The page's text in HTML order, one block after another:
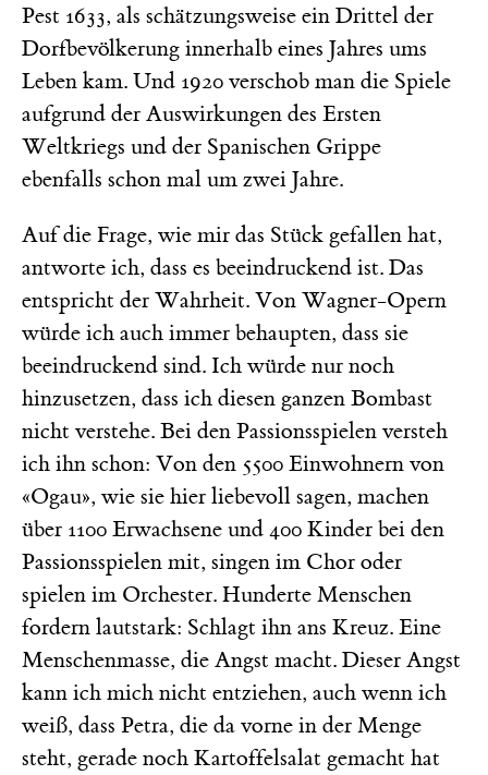
Pest 1633, als schätzungsweise ein Drittel der
Dorfbevölkerung innerhalb eines Jahres ums
Leben kam. Und 1920 verschob man die Spiele
aufgrund der Auswirkungen des Ersten
Weltkriegs und der Spanischen Grippe
ebenfalls schon mal um zwei Jahre.
Auf die Frage, wie mir das Stück gefallen hat,
antworte ich, dass es beeindruckend ist. Das
entspricht der Wahrheit. Von Wagner-Opern
würde ich auch immer behaupten, dass sie
beeindruckend sind. Ich würde nur noch
hinzusetzen, dass ich diesen ganzen Bombast
nicht verstehe. Bei den Passionsspielen versteh
ich ihn schon: Von den 5500 Einwohnern von
«Ogau», wie sie hier liebevoll sagen, machen
über 1100 Erwachsene und 400 Kinder bei den
Passionsspielen mit, singen im Chor oder
spielen im Orchester. Hunderte Menschen
fordern lautstark: Schlagt ihn ans Kreuz. Eine
Menschenmasse, die Angst macht. Dieser Angst
kann ich mich nicht entziehen, auch wenn ich
weiß, dass Petra, die da vorne in der Menge
steht, gerade noch Kartoffelsalat gemacht hat